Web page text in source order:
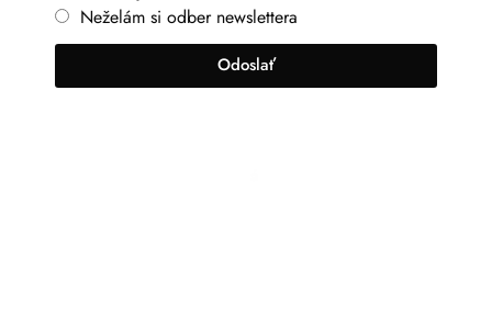
Neželám si odber newslettera
Odoslať